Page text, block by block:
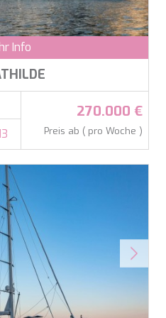
Info
270.000 €
Preis ab ( pro Woche )